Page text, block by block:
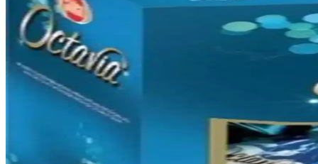
Migros'ta Lastik Parlatıcı Ürünleri ve Kullanım
Migros'ta lastik parlatıcı ürünleri ve kullanımı hakkında bilgiler,
HTY 2'li Saplı Oto Fırça ve Süpürge Seti ile Araç
HTY markasının çiftli seti, ergonomik tasarımıyla araç iç ve dış
Onton Tüy Alma Bandı: Evde ve Araçta Tüy ve
Onton Tüy Alma Bandı, güçlü yapışkan bantları ve kullanışlı